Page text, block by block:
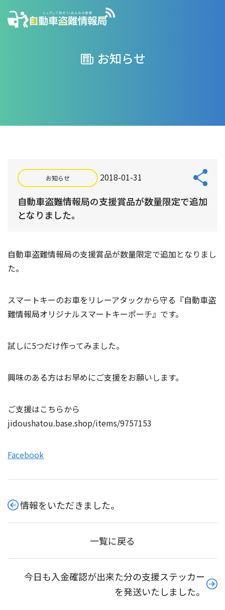
お知らせ
お知らせ 2018-01-31
自動車盗難情報局の支援賞品が数量限定で追加
となりました。
自動車盗難情報局の支援賞品が数量限定で追加となりまし
た。
スマートキーのお車をリレーアタックから守る『自動車盗
難情報局オリジナルスマートキーポーチ』です。
試しに5つだけ作ってみました。
興味のある方はお早めにご支援をお願いします。
ご支援はこちらから
jidoushatou.base.shop/items/9757153
Facebook
情報をいただきました。
一覧に戻る
今日も入金確認が出来た分の支援ステッカー
を発送いたしました。